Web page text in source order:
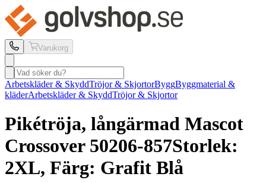
Varukorg
Arbetskläder & SkyddTröjor & SkjortorByggByggmaterial &
kläderArbetskläder & SkyddTröjor & Skjortor
Pikétröja, långärmad Mascot
Crossover 50206-857Storlek:
2XL, Färg: Grafit Blå